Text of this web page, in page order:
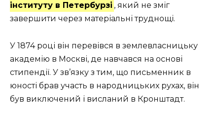
інституту в Петербурзі , який не зміг
завершити через матеріальні труднощі.
У 1874 році він перевівся в землевласницьку
академію в Москві, де навчався на основі
стипендії. У зв’язку з тим, що письменник в
юності брав участь в народницьких рухах, він
був виключений і висланий в Кронштадт.